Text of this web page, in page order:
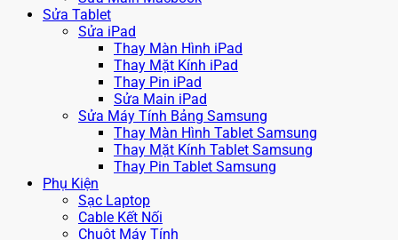
Sửa Tablet
Sửa iPad
Thay Màn Hình iPad
Thay Mặt Kính iPad
Thay Pin iPad
Sửa Main iPad
Sửa Máy Tính Bảng Samsung
Thay Màn Hình Tablet Samsung
Thay Mặt Kính Tablet Samsung
Thay Pin Tablet Samsung
Phụ Kiện
Sạc Laptop
Cable Kết Nối
Chuột Máy Tính